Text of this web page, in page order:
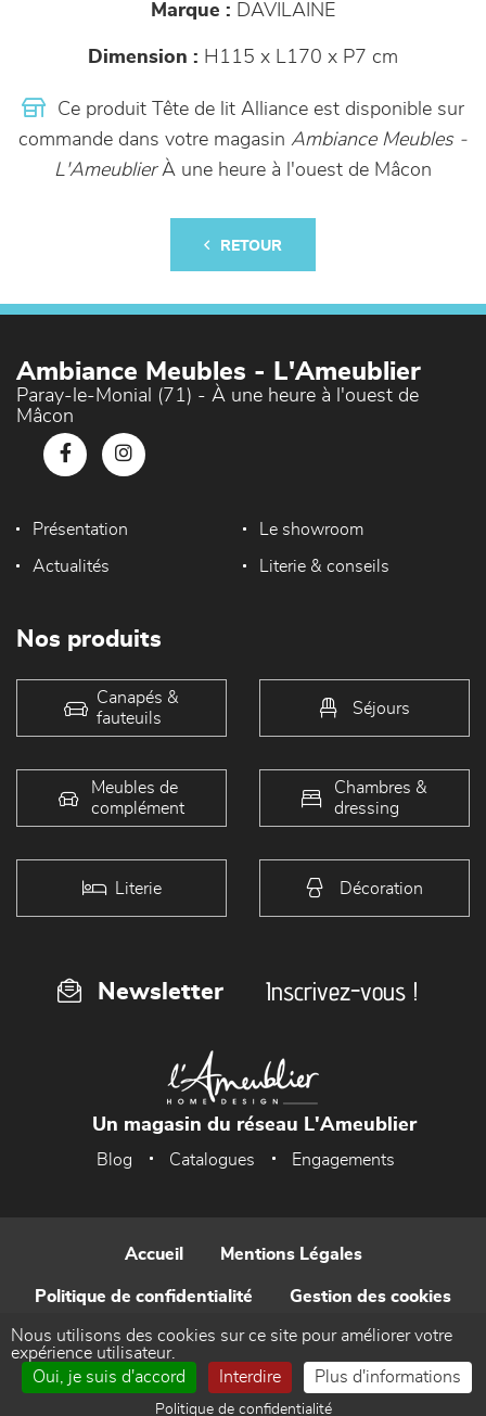
Marque : DAVILAINE
Dimension : H115 x L170 x P7 cm
Ce produit Tête de lit Alliance est disponible sur
commande dans votre magasin Ambiance Meubles -
L'AmeublierÀ une heure à l'ouest de Mâcon
RETOUR
Ambiance Meubles - L'Ameublier
Paray-le-Monial (71) - À une heure à l'ouest de
Mâcon
Présentation Le showroom
Actualités Literie & conseils
Nos produits
Canapés &
fauteuils
Séjours
Meubles de
complément
Chambres &
dressing
Literie Décoration
Newsletter Inscrivez-vous !
Un magasin du réseau L'Ameublier
Blog Catalogues Engagements
Accueil Mentions Légales
Politique de confidentialité Gestion des cookies
Contact
Réalisé par WEB Enseignes
Nous utilisons des cookies sur ce site pour améliorer votre
expérience utilisateur.
Oui, je suis d'accord
Interdire Plus d'informations
Politique de confidentialité